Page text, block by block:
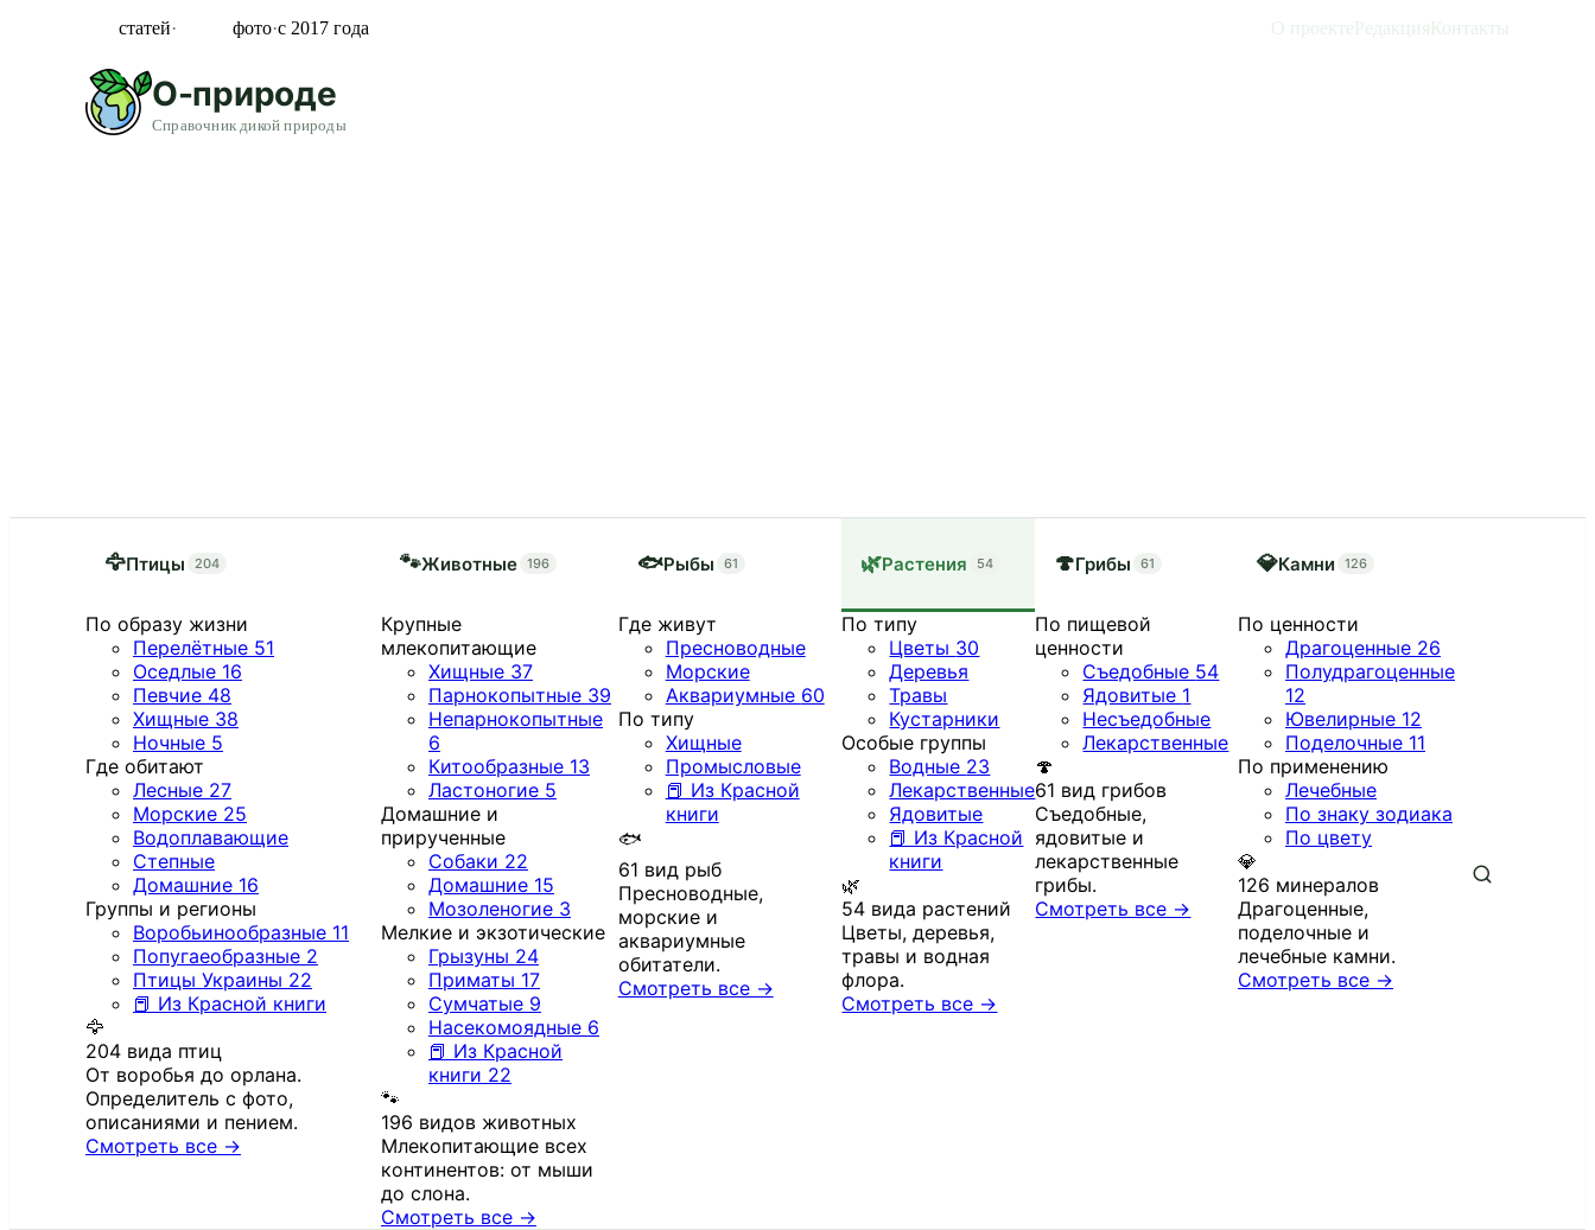
статей· фото·с 2017 года
О-природе
Справочник дикой природы
🦅Птицы 204
По образу жизни
Перелётные 51
Оседлые 16
Певчие 48
Хищные 38
Ночные 5
Где обитают
Лесные 27
Морские 25
Водоплавающие
Степные
Домашние 16
Группы и регионы
Воробьинообразные 11
Попугаеобразные 2
Птицы Украины 22
📕 Из Красной книги
🦅
204 вида птиц
От воробья до орлана.
Определитель с фото,
описаниями и пением.
Смотреть все →
🐾Животные 196
Крупные
млекопитающие
Хищные 37
Парнокопытные 39
Непарнокопытные
6
Китообразные 13
Ластоногие 5
Домашние и
прирученные
Собаки 22
Домашние 15
Мозоленогие 3
Мелкие и экзотические
Грызуны 24
Приматы 17
Сумчатые 9
Насекомоядные 6
📕 Из Красной
книги 22
🐾
196 видов животных
Млекопитающие всех
континентов: от мыши
до слона.
Смотреть все →
🐟Рыбы 61
Где живут
Пресноводные
Морские
Аквариумные 60
По типу
Хищные
Промысловые
📕 Из Красной
книги
🐟
61 вид рыб
Пресноводные,
морские и
аквариумные
обитатели.
Смотреть все →
🌿Растения 54
По типу
Цветы 30
Деревья
Травы
Кустарники
Особые группы
Водные 23
Лекарственные
Ядовитые
📕 Из Красной
книги
🌿
54 вида растений
Цветы, деревья,
травы и водная
флора.
Смотреть все →
🍄Грибы 61
По пищевой
ценности
Съедобные 54
Ядовитые 1
Несъедобные
Лекарственные
🍄
61 вид грибов
Съедобные,
ядовитые и
лекарственные
грибы.
Смотреть все →
💎Камни 126
По ценности
Драгоценные 26
Полудрагоценные
12
Ювелирные 12
Поделочные 11
По применению
Лечебные
По знаку зодиака
По цвету
💎
126 минералов
Драгоценные,
поделочные и
лечебные камни.
Смотреть все →